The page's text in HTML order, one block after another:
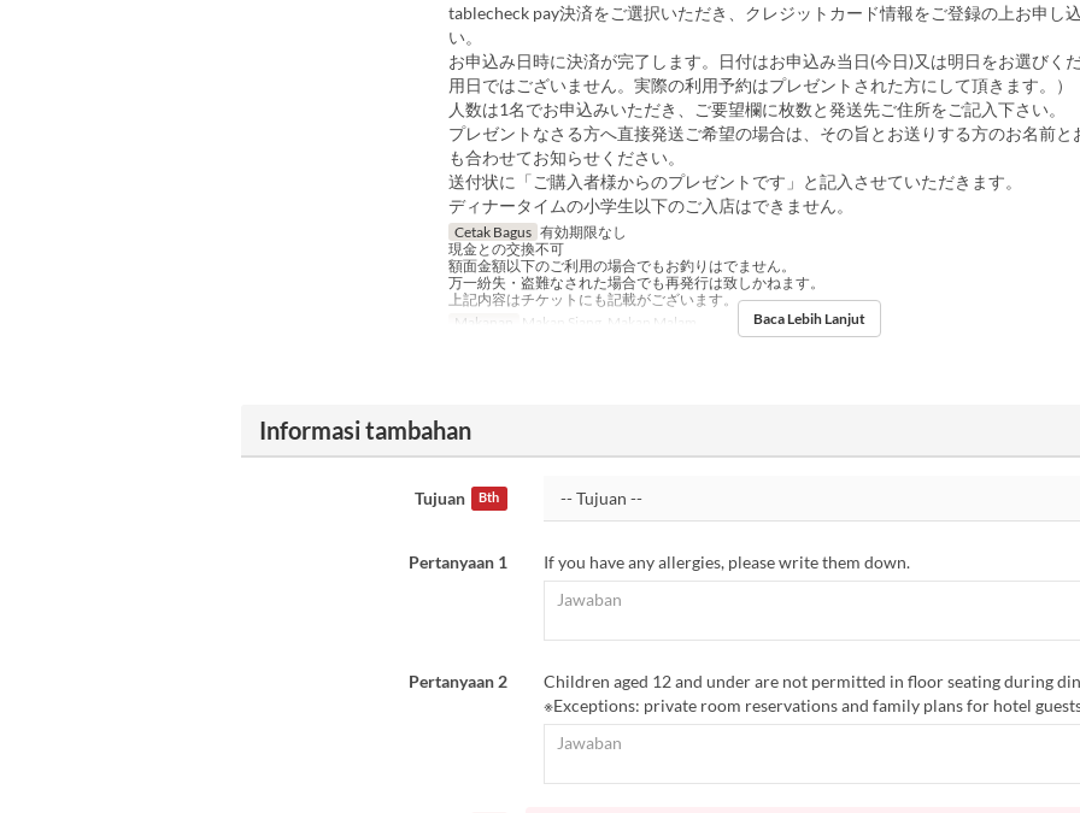
tablecheck pay決済をご選択いただき、クレジットカード情報をご登録の上お申し
い。
お申込み日時に決済が完了します。日付はお申込み当日(今日)又は明日をお選びく
用日ではございません。実際の利用予約はプレゼントされた方にして頂きます。）
人数は1名でお申込みいただき、ご要望欄に枚数と発送先ご住所をご記入下さい。
プレゼントなさる方へ直接発送ご希望の場合は、その旨とお送りする方のお名前と
も合わせてお知らせください。
送付状に「ご購入者様からのプレゼントです」と記入させていただきます。
ディナータイムの小学生以下のご入店はできません。
Cetak Bagus 有効期限なし
現金との交換不可
額面金額以下のご利用の場合でもお釣りはでません。
万一紛失・盗難なされた場合でも再発行は致しかねます。
上記内容はチケットにも記載がございます。
Makanan
Makan Siang, Makan Malam Baca Lebih Lanjut
Informasi tambahan
Tujuan Bth
Pertanyaan 1 If you have any allergies, please write them down.
Pertanyaan 2
Children aged 12 and under are not permitted in floor seating during
※Exceptions: private room reservations and family plans for hotel